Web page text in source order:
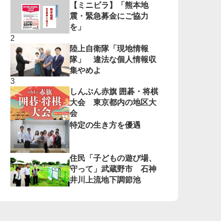
【ミニビラ】「熊本地
震・緊急募金にご協力
を」
陸上自衛隊「現地情報
隊」 違法な個人情報収
集やめよ
しんぶん赤旗 囲碁・将棋
大会 東京都内の地区大
会
特定の生き方を優遇
住民「子どもの遊び場、
守って」武蔵野市 石神
井川上流地下調節池